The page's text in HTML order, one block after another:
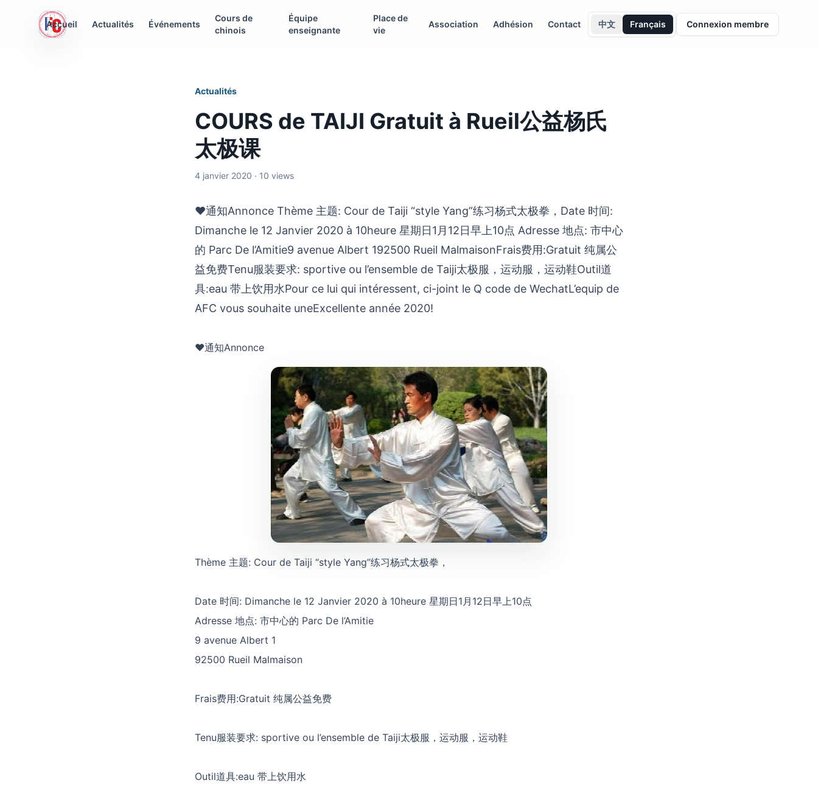
AFC Interculturelle
Accueil Actualités Événements
Cours de
chinois
Équipe
enseignante
Place de
vie
Association Adhésion Contact 中文 Français Connexion membre
Actualités
COURS de TAIJI Gratuit à Rueil公益杨氏
太极课
4 janvier 2020 · 10 views
♥通知Annonce Thème 主题: Cour de Taiji “style Yang”练习杨式太极拳，Date 时间:
Dimanche le 12 Janvier 2020 à 10heure 星期日1月12日早上10点 Adresse 地点: 市中心
的 Parc De l’Amitie9 avenue Albert 192500 Rueil MalmaisonFrais费用:Gratuit 纯属公
益免费Tenu服装要求: sportive ou l’ensemble de Taiji太极服，运动服，运动鞋Outil道
具:eau 带上饮用水Pour ce lui qui intéressent, ci-joint le Q code de WechatL’equip de
AFC vous souhaite uneExcellente année 2020!
♥通知Annonce
Thème 主题: Cour de Taiji “style Yang”练习杨式太极拳，
Date 时间: Dimanche le 12 Janvier 2020 à 10heure 星期日1月12日早上10点
Adresse 地点: 市中心的 Parc De l’Amitie
9 avenue Albert 1
92500 Rueil Malmaison
Frais费用:Gratuit 纯属公益免费
Tenu服装要求: sportive ou l’ensemble de Taiji太极服，运动服，运动鞋
Outil道具:eau 带上饮用水